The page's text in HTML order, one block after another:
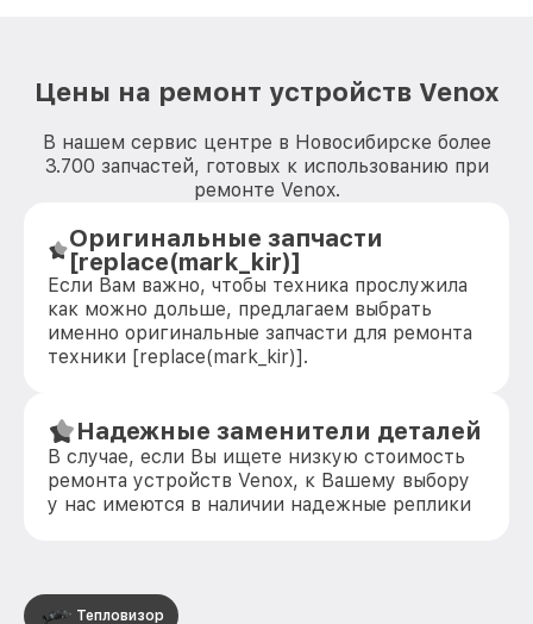
Цены на ремонт устройств Venox
В нашем сервис центре в Новосибирске более
3.700 запчастей, готовых к использованию при
ремонте Venox.
Оригинальные запчасти
[replace(mark_kir)]
Если Вам важно, чтобы техника прослужила
как можно дольше, предлагаем выбрать
именно оригинальные запчасти для ремонта
техники [replace(mark_kir)].
Надежные заменители деталей
В случае, если Вы ищете низкую стоимость
ремонта устройств Venox, к Вашему выбору
у нас имеются в наличии надежные реплики
Тепловизор